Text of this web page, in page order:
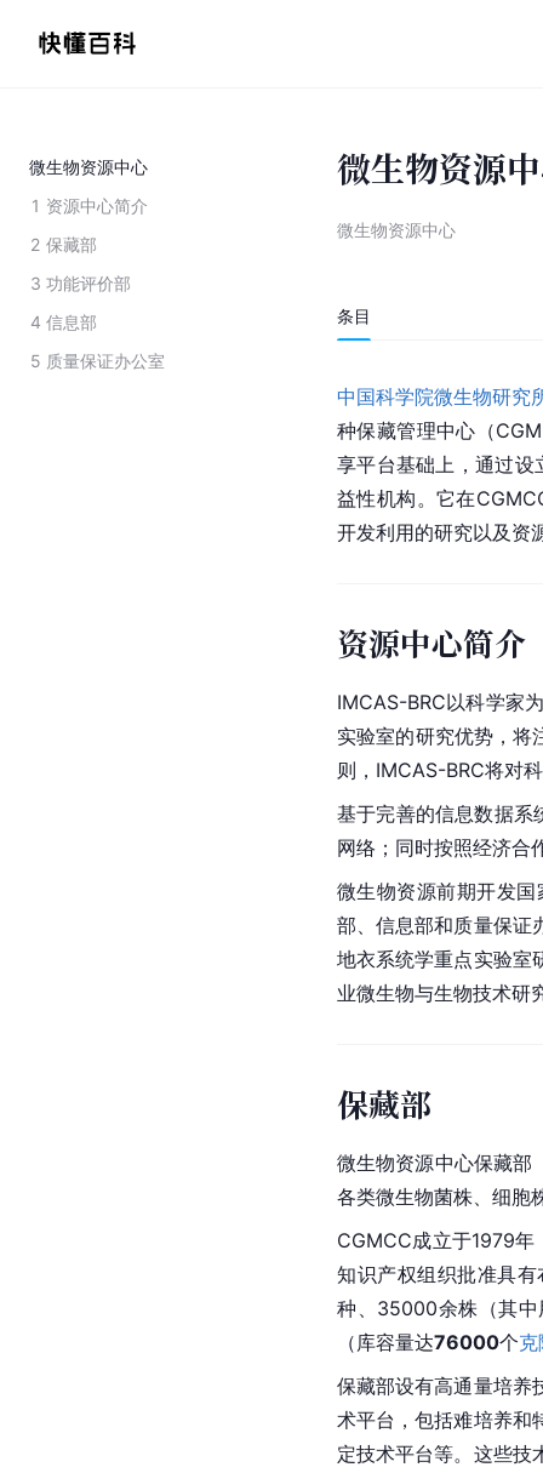
微生物资源中心
1 资源中心简介
2 保藏部
3 功能评价部
4 信息部
5 质量保证办公室
微生物资源
微生物资源中心
条目
中国科学院微生物研究
种保藏管理中心（
享平台基础上，通过设
益性机构。它在CG
开发利用的研究以及资
资源中心简介
IMCAS-BRC以科学家
实验室的研究优势，将
则，IMCAS-BRC将对
基于完善的信息数据系
网络；同时按照经济合
微生物资源前期开发
部、信息部和质量保证
地衣系统学重点实验室
业微生物与生物技术研
保藏部
微生物资源中心保藏部
各类微生物菌株、细胞
CGMCC成立于1979
知识产权组织批准具
种、35000余株（其
（库容量达76000个克
保藏部设有高通量培养
术平台，包括难培养和
定技术平台等。这些技